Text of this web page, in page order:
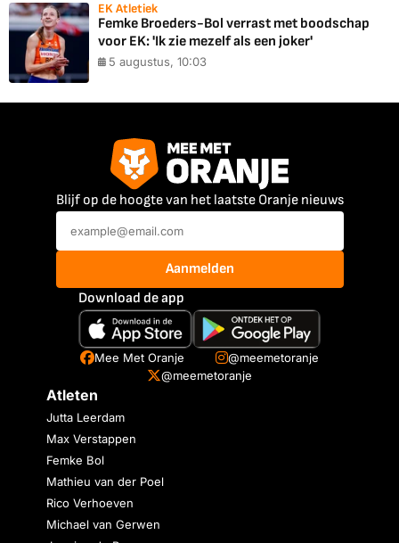
EK Atletiek
Femke Broeders-Bol verrast met boodschap
voor EK: 'Ik zie mezelf als een joker'
5 augustus, 10:03
Blijf op de hoogte van het laatste Oranje nieuws
Aanmelden
Download de app
Mee Met Oranje
@meemetoranje
@meemetoranje
Atleten
Jutta Leerdam
Max Verstappen
Femke Bol
Mathieu van der Poel
Rico Verhoeven
Michael van Gerwen